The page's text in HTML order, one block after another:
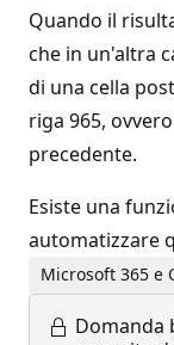
Quando il
che in un'altra
di una cella
riga 965,
precedente.
Esiste una
automatizzare
Microsoft 365 e
Domanda